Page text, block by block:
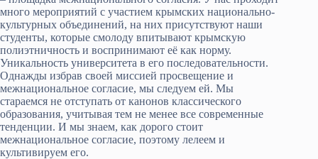
много мероприятий с участием крымских национально-
культурных объединений, на них присутствуют наши
студенты, которые смолоду впитывают крымскую
полиэтничность и воспринимают её как норму.
Уникальность университета в его последовательности.
Однажды избрав своей миссией просвещение и
межнациональное согласие, мы следуем ей. Мы
стараемся не отступать от канонов классического
образования, учитывая тем не менее все современные
тенденции. И мы знаем, как дорого стоит
межнациональное согласие, поэтому лелеем и
культивируем его.